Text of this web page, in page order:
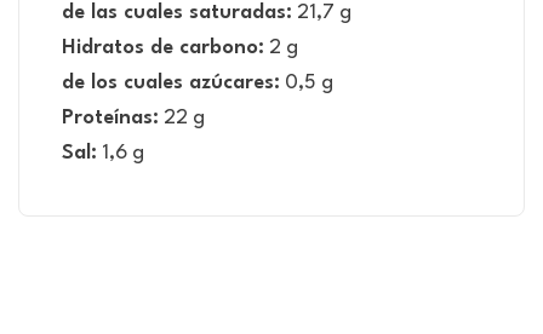
de las cuales saturadas: 21,7 g
Hidratos de carbono: 2 g
de los cuales azúcares: 0,5 g
Proteínas: 22 g
Sal: 1,6 g